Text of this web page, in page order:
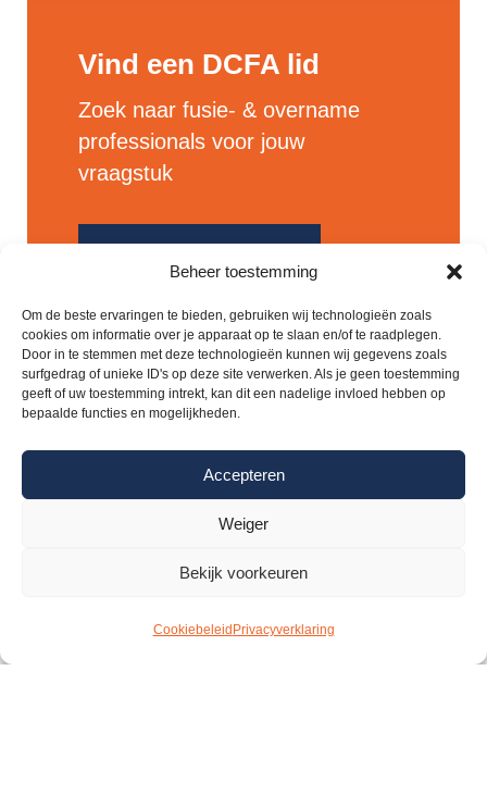
Beheer toestemming
Om de beste ervaringen te bieden, gebruiken wij technologieën zoals
cookies om informatie over je apparaat op te slaan en/of te raadplegen.
Door in te stemmen met deze technologieën kunnen wij gegevens zoals
surfgedrag of unieke ID's op deze site verwerken. Als je geen toestemming
geeft of uw toestemming intrekt, kan dit een nadelige invloed hebben op
bepaalde functies en mogelijkheden.
Accepteren
Weiger
Bekijk voorkeuren
Cookiebeleid Privacyverklaring
Vind een DCFA lid
Zoek naar fusie- & overname
professionals voor jouw
vraagstuk